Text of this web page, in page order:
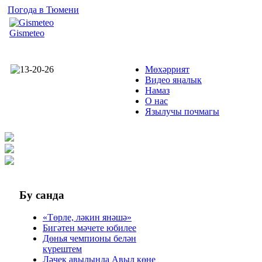
Погода в Тюмени
Gismeteo
Мөхәррият
Видео яңалык
Намаз
О нас
Язылучы почмагы
Бу санда
«Төрле, ләкин янәшә»
Бигәтен мәчете юбилее
Дөнья чемпионы белән
күрештем
Ләчек авылында Авыл көне